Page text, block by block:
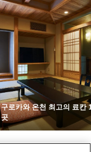
구로카와 온천 최고의 료칸
곳